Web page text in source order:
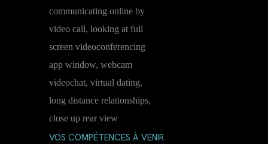
VOS COMPÉTENCES À VENIR